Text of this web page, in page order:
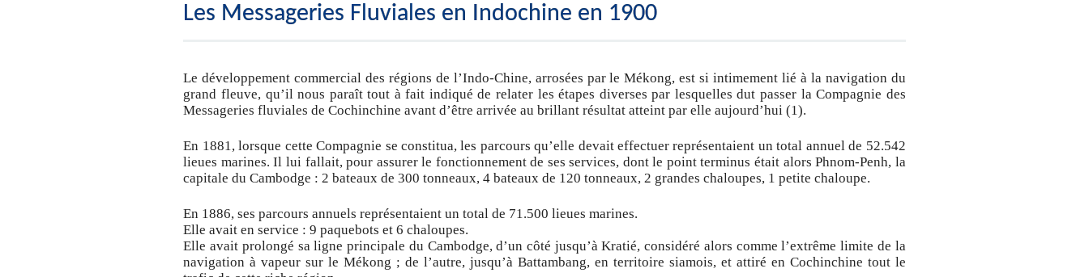
Les Messageries Fluviales en Indochine en 1900
Le développement commercial des régions de l’Indo-Chine, arrosées par le Mékong, est si intimement lié à la navigation du
grand fleuve, qu’il nous paraît tout à fait indiqué de relater les étapes diverses par lesquelles dut passer la Compagnie des
Messageries fluviales de Cochinchine avant d’être arrivée au brillant résultat atteint par elle aujourd’hui (1).
En 1881, lorsque cette Compagnie se constitua, les parcours qu’elle devait effectuer représentaient un total annuel de 52.542
lieues marines. Il lui fallait, pour assurer le fonctionnement de ses services, dont le point terminus était alors Phnom-Penh, la
capitale du Cambodge : 2 bateaux de 300 tonneaux, 4 bateaux de 120 tonneaux, 2 grandes chaloupes, 1 petite chaloupe.
En 1886, ses parcours annuels représentaient un total de 71.500 lieues marines.
Elle avait en service : 9 paquebots et 6 chaloupes.
Elle avait prolongé sa ligne principale du Cambodge, d’un côté jusqu’à Kratié, considéré alors comme l’extrême limite de la
navigation à vapeur sur le Mékong ; de l’autre, jusqu’à Battambang, en territoire siamois, et attiré en Cochinchine tout le